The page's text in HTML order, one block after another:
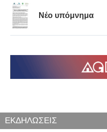
Νέο υπόμνημα
ΕΚΔΗΛΩΣΕΙΣ